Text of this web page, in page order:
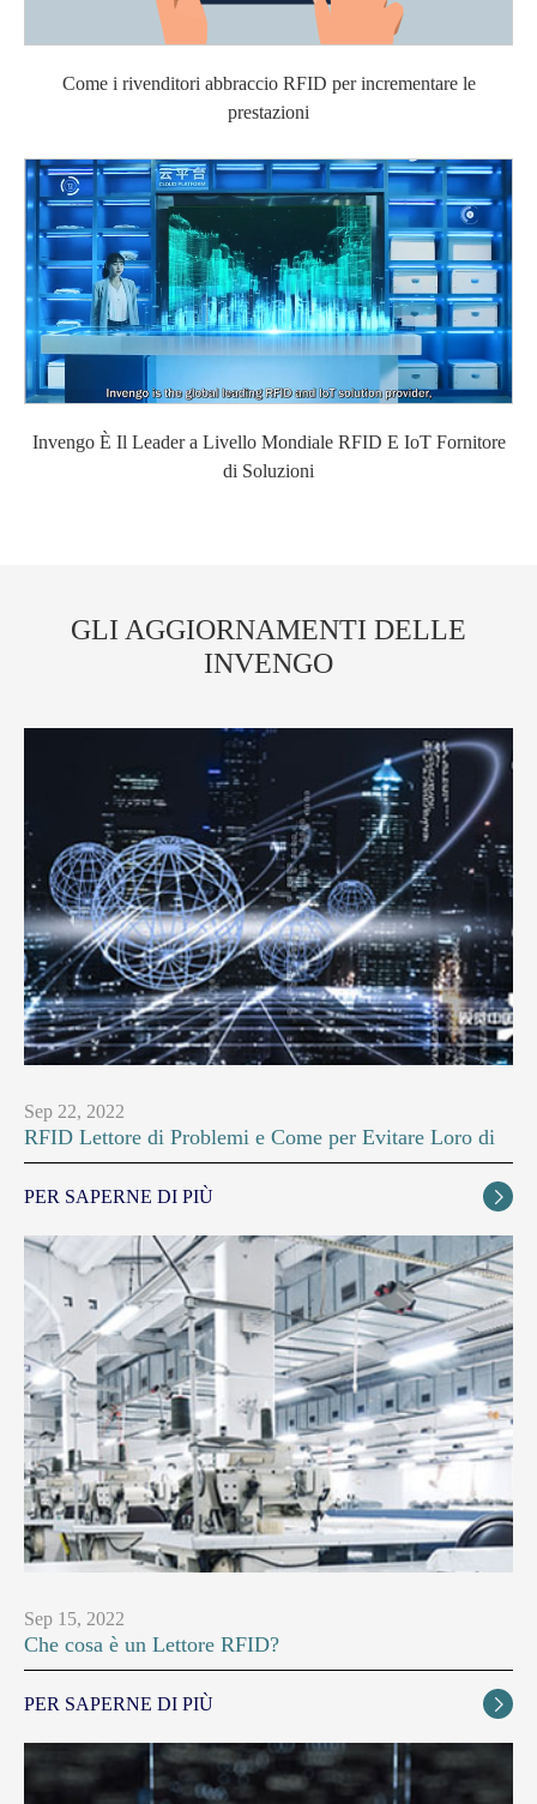
Come i rivenditori abbraccio RFID per incrementare le
prestazioni
Invengo È Il Leader a Livello Mondiale RFID E IoT Fornitore
di Soluzioni
GLI AGGIORNAMENTI DELLE
INVENGO
Sep 22, 2022
RFID Lettore di Problemi e Come per Evitare Loro di
PER SAPERNE DI PIÙ 
Sep 15, 2022
Che cosa è un Lettore RFID?
PER SAPERNE DI PIÙ 